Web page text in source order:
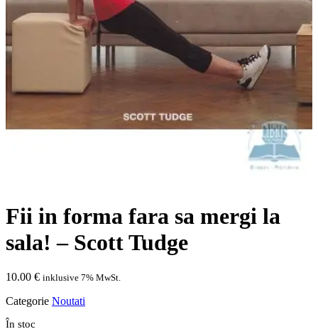
Fii in forma fara sa mergi la
sala! – Scott Tudge
10.00 € inklusive 7% MwSt.
Categorie Noutati
În stoc